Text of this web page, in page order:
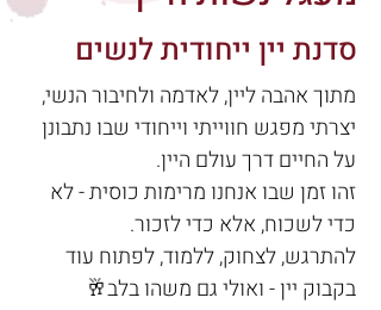
סדנת יין ייחודית לנשים
מתוך אהבה ליין, לאדמה ולחיבור הנשי,
יצרתי מפגש חווייתי וייחודי שבו נתבונן
על החיים דרך עולם היין.
זהו זמן שבו אנחנו מרימות כוסית - לא
כדי לשכוח, אלא כדי לזכור.
להתרגש, לצחוק, ללמוד, לפתוח עוד
בקבוק יין - ואולי גם משהו בלב🥂